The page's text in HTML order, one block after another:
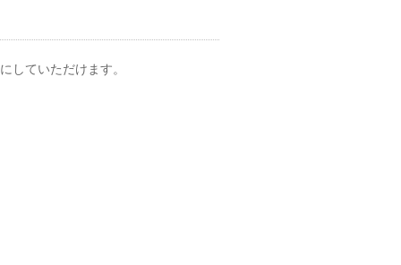
していただけます。